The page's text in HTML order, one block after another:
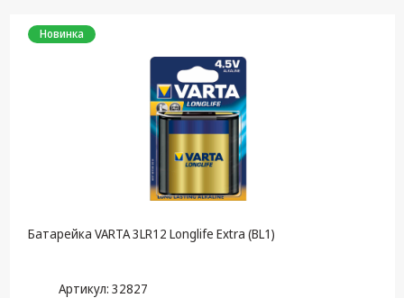
Новинка
Батарейка VARTA 3LR12 Longlife Extra (BL1)
Артикул: 32827